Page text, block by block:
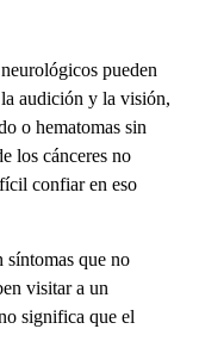
pueden
audición y la visión,
o hematomas sin
los cánceres no
confiar en eso
síntomas que no
visitar a un
significa que el